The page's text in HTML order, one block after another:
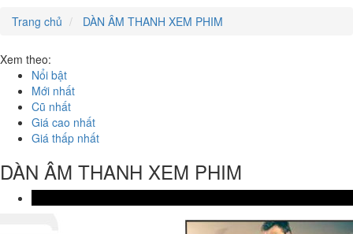
Trang chủ
DÀN ÂM THANH XEM PHIM
Xem theo:
Nổi bật
Mới nhất
Cũ nhất
Giá cao nhất
Giá thấp nhất
DÀN ÂM THANH XEM PHIM